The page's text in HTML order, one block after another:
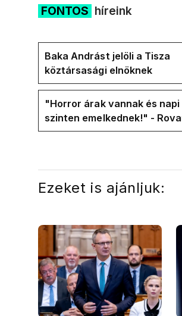
FONTOS híreink
Baka Andrást jelöli a Tisza
köztársasági elnöknek
"Horror árak vannak és napi
szinten emelkednek!" -
Facebook-oldalán lázadnak
Ezeket is ajánljuk: